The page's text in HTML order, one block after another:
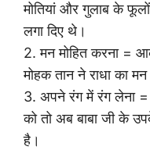
मोतियां और गुलाब के
लगा दिए थे।
2. मन मोहित करना =
मोहक तान ने राधा का मन
3. अपने रंग में रंग लेना =
को तो अब बाबा जी के
है।